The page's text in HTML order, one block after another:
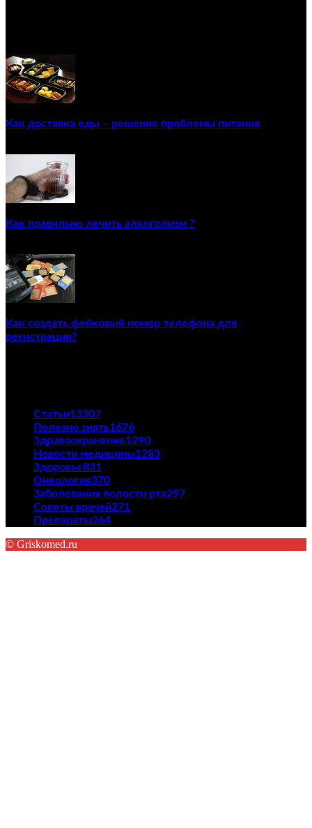
Как доставка еды – решение проблемы питания
Как правильно лечить алкоголизм ?
Как создать фейковый номер телефона для
регистрации?
Статьи13307
Полезно знать1676
Здравоохранение1290
Новости медицины1283
Здоровье831
Онкология370
Заболевания полости рта297
Советы врачей271
Препараты264
© Griskomed.ru